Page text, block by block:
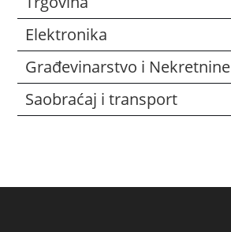
Elektronika
Građevinarstvo i Nekretnine
Saobraćaj i transport